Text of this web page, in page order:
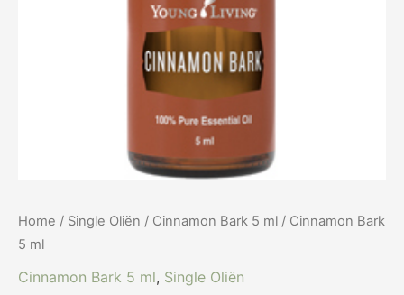
Home / Single Oliën / Cinnamon Bark 5 ml / Cinnamon Bark
5 ml
Cinnamon Bark 5 ml, Single Oliën